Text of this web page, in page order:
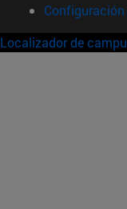
Localizador de